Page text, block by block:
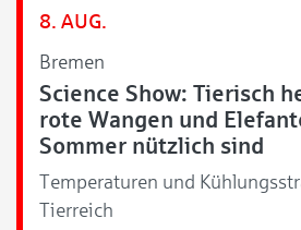
8. AUG.
Bremen
Science Show: Tierisch
rote Wangen und
Sommer nützlich sind
Temperaturen und
Tierreich